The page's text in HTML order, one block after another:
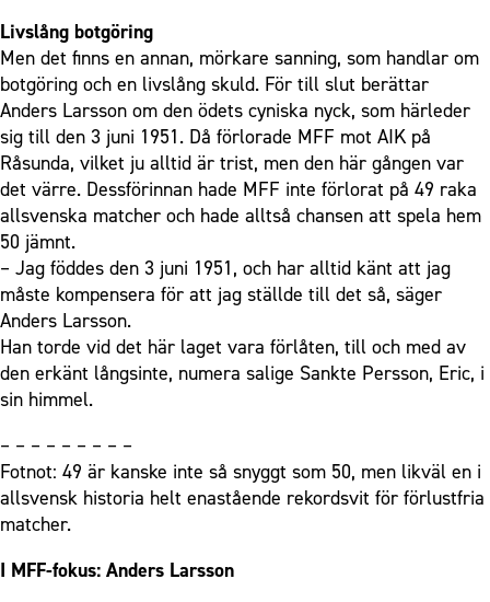
Livslång botgöring
Men det finns en annan, mörkare sanning, som handlar om
botgöring och en livslång skuld. För till slut berättar
Anders Larsson om den ödets cyniska nyck, som härleder
sig till den 3 juni 1951. Då förlorade MFF mot AIK på
Råsunda, vilket ju alltid är trist, men den här gången var
det värre. Dessförinnan hade MFF inte förlorat på 49 raka
allsvenska matcher och hade alltså chansen att spela hem
50 jämnt.
– Jag föddes den 3 juni 1951, och har alltid känt att jag
måste kompensera för att jag ställde till det så, säger
Anders Larsson.
Han torde vid det här laget vara förlåten, till och med av
den erkänt långsinte, numera salige Sankte Persson, Eric, i
sin himmel.
– – – – – – – – –
Fotnot: 49 är kanske inte så snyggt som 50, men likväl en i
allsvensk historia helt enastående rekordsvit för förlustfria
matcher.
I MFF-fokus: Anders Larsson